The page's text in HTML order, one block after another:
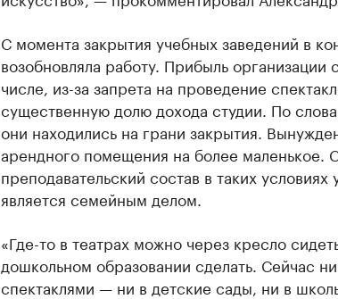
С момента закрытия учебных заведений в
возобновляла работу. Прибыль организации
числе, из-за запрета на проведение
существенную долю дохода студии. По
они находились на грани закрытия.
арендного помещения на более маленькое.
преподавательский состав в таких условиях
является семейным делом.
«Где-то в театрах можно через кресло
дошкольном образовании сделать. Сейчас
спектаклями — ни в детские сады, ни в